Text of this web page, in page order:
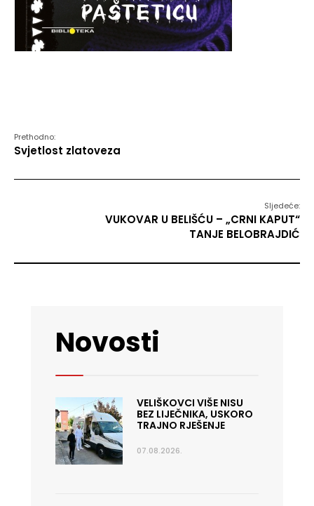
Prethodno:
Svjetlost zlatoveza
Sljedeće:
VUKOVAR U BELIŠĆU – „CRNI KAPUT“
TANJE BELOBRAJDIĆ
Novosti
VELIŠKOVCI VIŠE NISU
BEZ LIJEČNIKA, USKORO
TRAJNO RJEŠENJE
07.08.2026.